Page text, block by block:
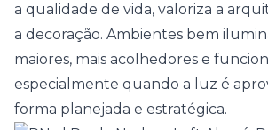
a qualidade de vida, valoriza a
a decoração. Ambientes bem
maiores, mais acolhedores e
especialmente quando a luz é
forma planejada e estratégica.